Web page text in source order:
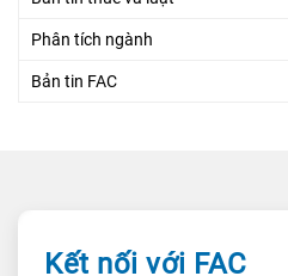
Phân tích ngành
Bản tin FAC
Kết nối với FAC